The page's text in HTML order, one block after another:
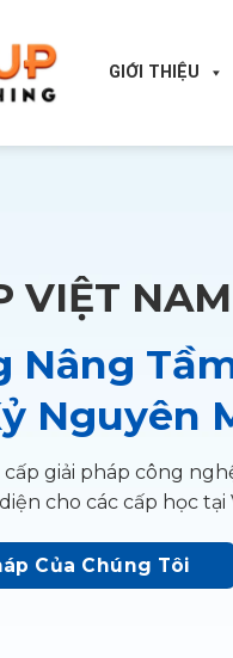
GIỚI THIỆU
VIỆT NAM
Nâng
Nguyên
giải pháp công
cho các cấp học tại
Của Chúng Tôi